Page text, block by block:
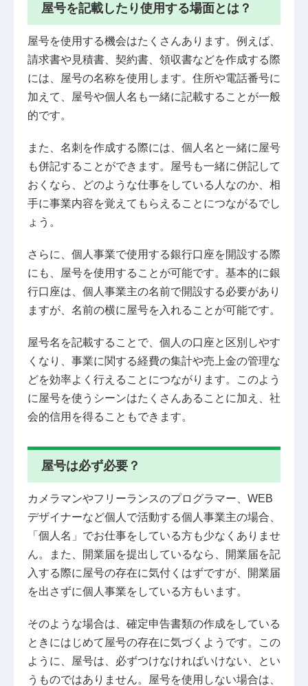
屋号を記載したり使用する場面とは？
屋号を使用する機会はたくさんあります。例えば、
請求書や見積書、契約書、領収書などを作成する際
には、屋号の名称を使用します。住所や電話番号に
加えて、屋号や個人名も一緒に記載することが一般
的です。
また、名刺を作成する際には、個人名と一緒に屋号
も併記することができます。屋号も一緒に併記して
おくなら、どのような仕事をしている人なのか、相
手に事業内容を覚えてもらえることにつながるでし
ょう。
さらに、個人事業で使用する銀行口座を開設する際
にも、屋号を使用することが可能です。基本的に銀
行口座は、個人事業主の名前で開設する必要があり
ますが、名前の横に屋号を入れることが可能です。
屋号名を記載することで、個人の口座と区別しやす
くなり、事業に関する経費の集計や売上金の管理な
どを効率よく行えることにつながります。このよう
に屋号を使うシーンはたくさんあることに加え、社
会的信用を得ることもできます。
屋号は必ず必要？
カメラマンやフリーランスのプログラマー、WEB
デザイナーなど個人で活動する個人事業主の場合、
「個人名」でお仕事をしている方も少なくありませ
ん。また、開業届を提出しているなら、開業届を記
入する際に屋号の存在に気付くはずですが、開業届
を出さずに個人事業をしている方もいます。
そのような場合は、確定申告書類の作成をしている
ときにはじめて屋号の存在に気づくようです。この
ように、屋号は、必ずつけなければいけない、とい
うものではありません。屋号を使用しない場合は、